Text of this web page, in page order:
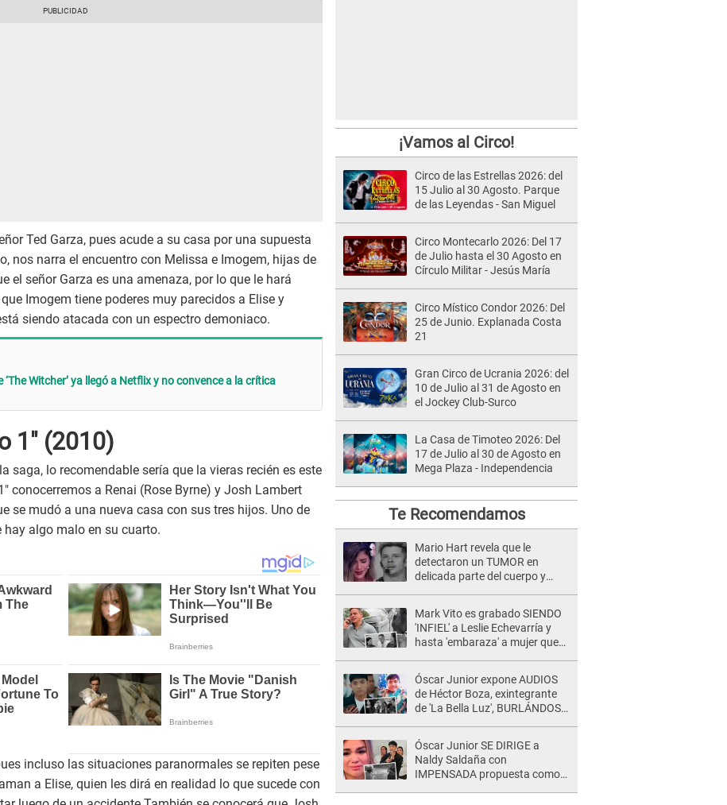
Ted Garza, pues acude a su casa por una supuesta
nos narra el encuentro con Melissa e Imogem, hijas de
el señor Garza es una amenaza, por lo que le hará
Imogem tiene poderes muy parecidos a Elise y
siendo atacada con un espectro demoniaco.
Witcher’ ya llegó a Netflix y no convence a la crítica
1" (2010)
saga, lo recomendable sería que la vieras recién es este
conocerremos a Renai (Rose Byrne) y Josh Lambert
se mudó a una nueva casa con sus tres hijos. Uno de
hay algo malo en su cuarto.
incluso las situaciones paranormales se repiten pese
a Elise, quien les dirá en realidad lo que sucede con
¡Vamos al Circo!
Circo de las Estrellas 2026: del
15 Julio al 30 Agosto. Parque
de las Leyendas - San Miguel
Circo Montecarlo 2026: Del 17
de Julio hasta el 30 Agosto en
Círculo Militar - Jesús María
Circo Místico Condor 2026: Del
25 de Junio. Explanada Costa
21
Gran Circo de Ucrania 2026: del
10 de Julio al 31 de Agosto en
el Jockey Club-Surco
La Casa de Timoteo 2026: Del
17 de Julio al 30 de Agosto en
Mega Plaza - Independencia
Te Recomendamos
Mario Hart revela que le
detectaron un TUMOR en
delicada parte del cuerpo y
Mark Vito es grabado SIENDO
'INFIEL' a Leslie Echevarría y
hasta 'embaraza' a mujer que
desgraciado! "
Óscar Junior expone AUDIOS
de Héctor Boza, exintegrante
de 'La Bella Luz', BURLÁNDOSE
de maltrato: "Grábame..."
Óscar Junior SE DIRIGE a
Naldy Saldaña con
IMPENSADA propuesta como